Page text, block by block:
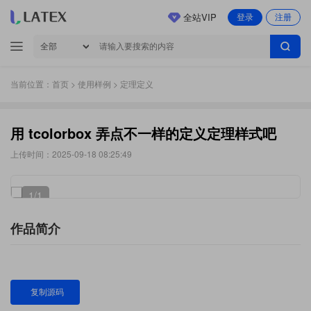
登录 注册
全站VIP
当前位置： 首页 > 使用样例 > 定理定义
用 tcolorbox 弄点不一样的定义定理样式吧
上传时间：2025-09-18 08:25:49
1/1
作品简介
复制源码